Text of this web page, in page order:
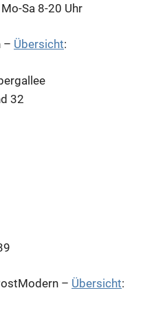
Sa 8-20 Uhr
– Übersicht:
32
– Übersicht: